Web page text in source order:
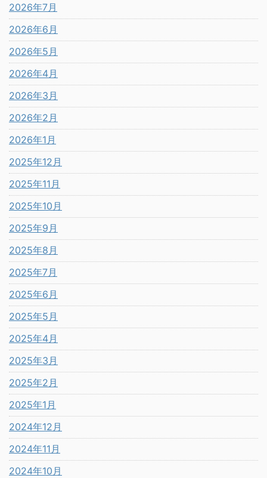
2026年7月
2026年6月
2026年5月
2026年4月
2026年3月
2026年2月
2026年1月
2025年12月
2025年11月
2025年10月
2025年9月
2025年8月
2025年7月
2025年6月
2025年5月
2025年4月
2025年3月
2025年2月
2025年1月
2024年12月
2024年11月
2024年10月